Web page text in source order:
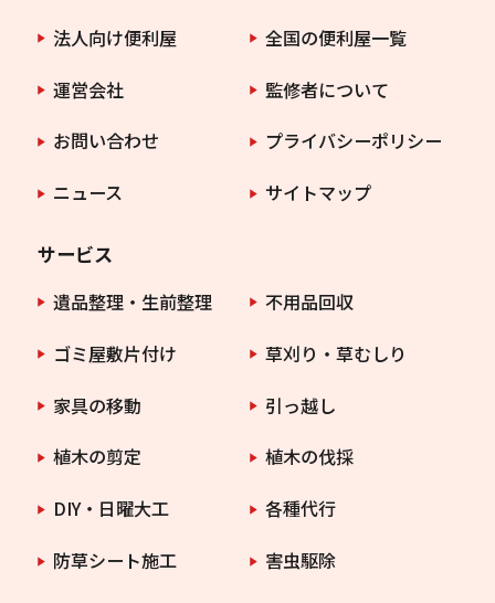
法人向け便利屋
全国の便利屋一覧
運営会社
監修者について
お問い合わせ
プライバシーポリシー
ニュース
サイトマップ
サービス
遺品整理・生前整理
不用品回収
ゴミ屋敷片付け
草刈り・草むしり
家具の移動
引っ越し
植木の剪定
植木の伐採
DIY・日曜大工
各種代行
防草シート施工
害虫駆除